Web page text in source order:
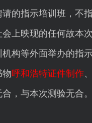
的指示培训班，不
上映现的任何故本
构等外面举办的指
物呼和浩特证件制作
，与本次测验无合。